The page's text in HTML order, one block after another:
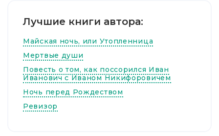
Лучшие книги автора:
Майская ночь, или Утопленница
Мертвые души
Повесть о том, как поссорился Иван
Иванович с Иваном Никифоровичем
Ночь перед Рождеством
Ревизор